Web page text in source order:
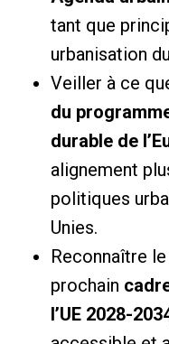
tant que
urbanisation
Veiller à ce
du
durable de
alignement
politiques
Unies.
Reconnaître
prochain
l’UE 2028-